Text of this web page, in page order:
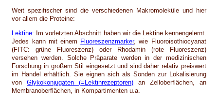
Weit spezifischer sind die verschiedenen Makromoleküle und hier
vor allem die Proteine:
Lektine: Im vorletzten Abschnitt haben wir die Lektine kennengelernt.
Jedes kann mit einem Fluoreszenzmarker, wie Fluoroisothiocyanat
(FITC: grüne Fluoreszenz) oder Rhodamin (rote Fluoreszenz)
versehen werden. Solche Präparate werden in der medizinischen
Forschung in großem Stil eingesetzt und sind daher relativ preiswert
im Handel erhältlich. Sie eignen sich als Sonden zur Lokalisierung
vonGlykokonjugaten (=Lektinrezeptoren) an Zelloberflächen, an
Membranoberflächen, in Kompartimenten u.a.